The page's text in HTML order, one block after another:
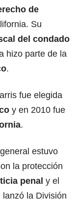
de
Su
del condado
hizo parte de la
.
fue elegida
y en 2010 fue
.
estuvo
la protección
penal y el
lanzó la División